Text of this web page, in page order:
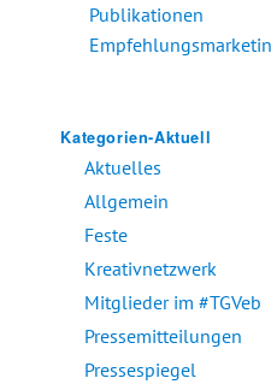
Publikationen
Kategorien-Aktuell
Aktuelles
Allgemein
Feste
Kreativnetzwerk
Mitglieder im #TGVeb
Pressemitteilungen
Pressespiegel